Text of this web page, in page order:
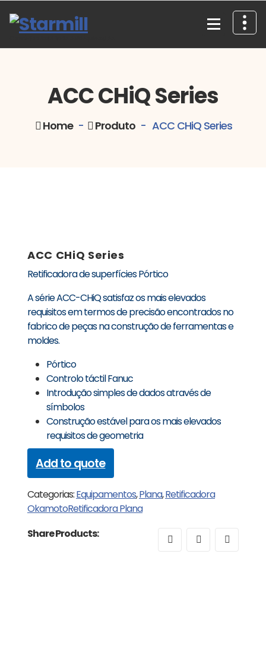
content
ACC CHiQ Series
Home- Produto - ACC CHiQ Series
ACC CHiQ Series
Retificadora de superfícies Pórtico
A série ACC-CHiQ satisfaz os mais elevados
requisitos em termos de precisão encontrados no
fabrico de peças na construção de ferramentas e
moldes.
Pórtico
Controlo táctil Fanuc
Introdução simples de dados através de
símbolos
Construção estável para os mais elevados
requisitos de geometria
Add to quote
Categorias:Equipamentos,Plana,Retificadora
OkamotoRetificadora Plana
Share Products: